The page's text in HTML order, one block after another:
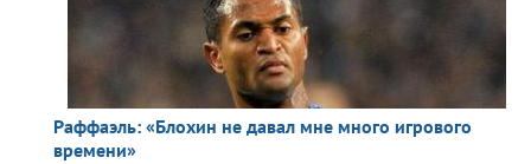
Раффаэль: «Блохин не давал мне много игрового
времени»